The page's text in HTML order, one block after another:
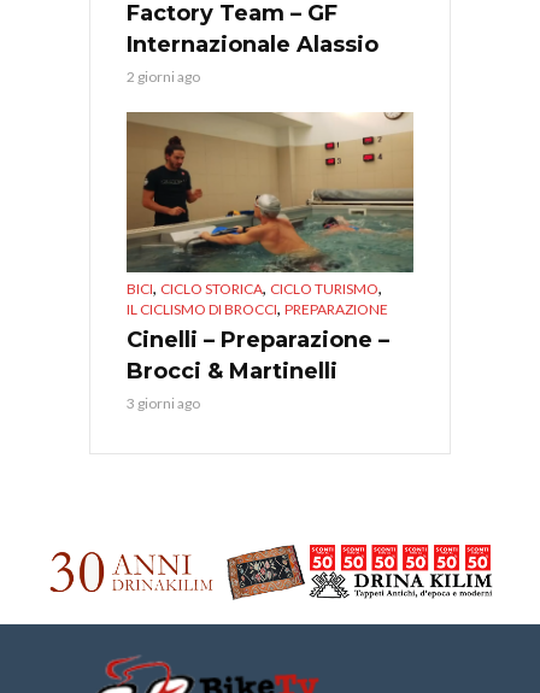
Factory Team – GF
Internazionale Alassio
2 giorni ago
BICI, CICLO STORICA, CICLO TURISMO,
IL CICLISMO DI BROCCI, PREPARAZIONE
Cinelli – Preparazione –
Brocci & Martinelli
3 giorni ago